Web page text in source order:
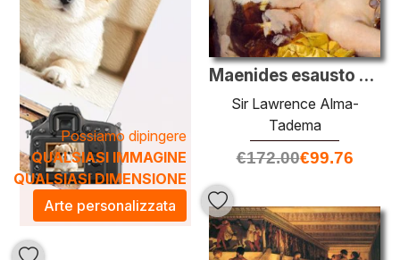
Possiamo dipingere
QUALSIASI IMMAGINE
QUALSIASI DIMENSIONE
Arte personalizzata
Maenides esausto dopo la Danza
Sir Lawrence Alma-
Tadema
€172.00€99.76